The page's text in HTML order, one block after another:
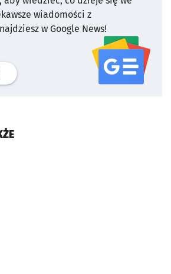
wiadomości z
w Google News!
profil serwisu